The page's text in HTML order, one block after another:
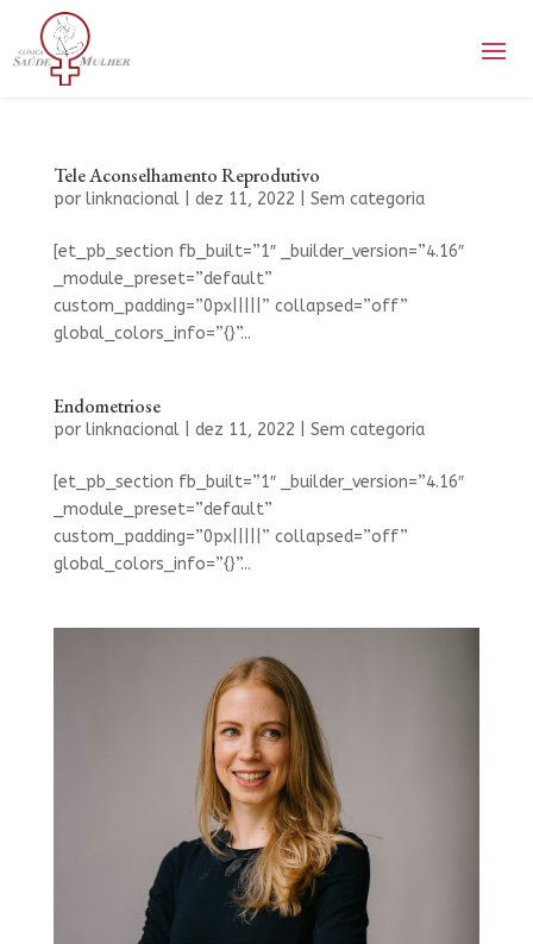
Tele Aconselhamento Reprodutivo
por linknacional| dez 11, 2022 Sem categoria
[et_pb_section fb_built=”1″ _builder_version=”4.16″
_module_preset=”default”
custom_padding=”0px|||||” collapsed=”off”
global_colors_info=”{}”...
Endometriose
por linknacional| dez 11, 2022 Sem categoria
[et_pb_section fb_built=”1″ _builder_version=”4.16″
_module_preset=”default”
custom_padding=”0px|||||” collapsed=”off”
global_colors_info=”{}”...